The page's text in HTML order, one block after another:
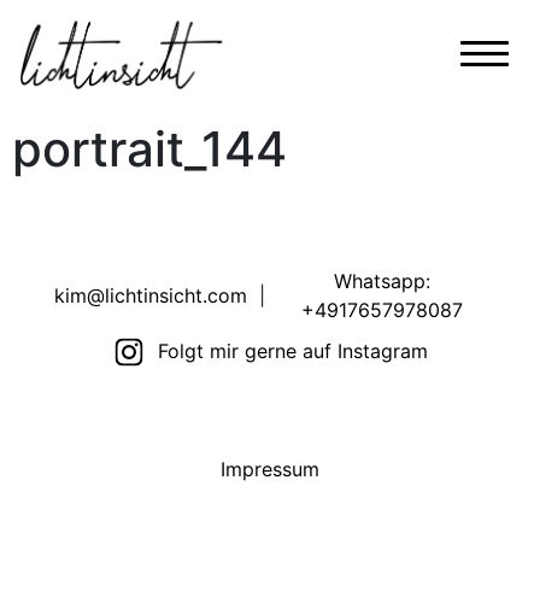
portrait_144
kim@lichtinsicht.com
Whatsapp:
+4917657978087
Folgt mir gerne auf Instagram
Impressum